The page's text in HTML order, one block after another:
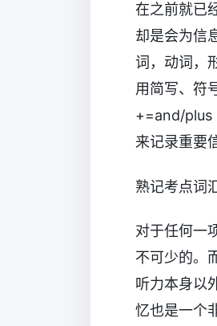
在之前就已
却是会为信
词，动词，
用简写、符
+=and/plus
来记录重要
熟记考点词
对于任何一
不可少的。
听力本身以
忆也是一个